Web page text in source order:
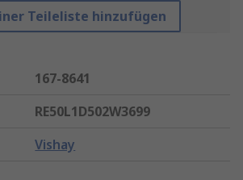
Teileliste hinzufügen
167-8641
RE50L1D502W3699
Vishay